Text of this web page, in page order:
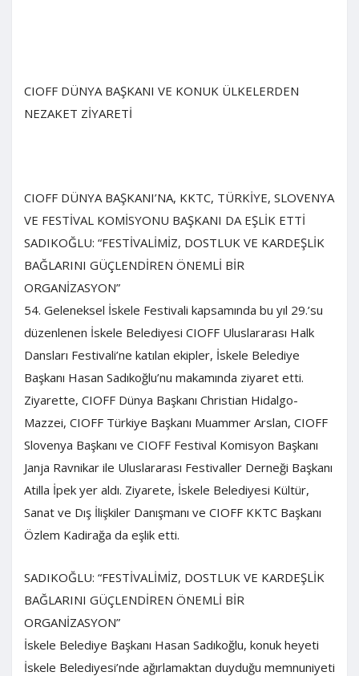
CIOFF DÜNYA BAŞKANI VE KONUK ÜLKELERDEN
NEZAKET ZİYARETİ
CIOFF DÜNYA BAŞKANI’NA, KKTC, TÜRKİYE, SLOVENYA
VE FESTİVAL KOMİSYONU BAŞKANI DA EŞLİK ETTİ
SADIKOĞLU: “FESTİVALİMİZ, DOSTLUK VE KARDEŞLİK
BAĞLARINI GÜÇLENDİREN ÖNEMLİ BİR
ORGANİZASYON”
54. Geleneksel İskele Festivali kapsamında bu yıl 29.’su
düzenlenen İskele Belediyesi CIOFF Uluslararası Halk
Dansları Festivali’ne katılan ekipler, İskele Belediye
Başkanı Hasan Sadıkoğlu’nu makamında ziyaret etti.
Ziyarette, CIOFF Dünya Başkanı Christian Hidalgo-
Mazzei, CIOFF Türkiye Başkanı Muammer Arslan, CIOFF
Slovenya Başkanı ve CIOFF Festival Komisyon Başkanı
Janja Ravnikar ile Uluslararası Festivaller Derneği Başkanı
Atilla İpek yer aldı. Ziyarete, İskele Belediyesi Kültür,
Sanat ve Dış İlişkiler Danışmanı ve CIOFF KKTC Başkanı
Özlem Kadirağa da eşlik etti.
SADIKOĞLU: “FESTİVALİMİZ, DOSTLUK VE KARDEŞLİK
BAĞLARINI GÜÇLENDİREN ÖNEMLİ BİR
ORGANİZASYON”
İskele Belediye Başkanı Hasan Sadıkoğlu, konuk heyeti
İskele Belediyesi’nde ağırlamaktan duyduğu memnuniyeti